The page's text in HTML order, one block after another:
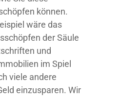
können.
wäre das
der Säule
und
im Spiel
viele andere
einzusparen. Wir